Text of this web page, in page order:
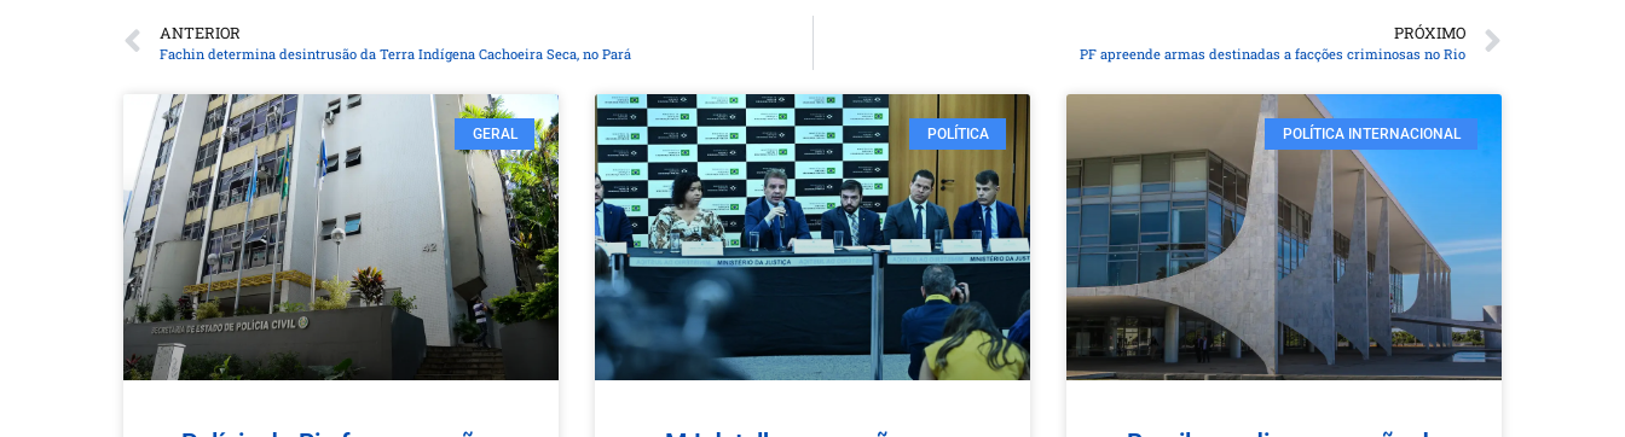
ANTERIOR
Fachin determina desintrusão da Terra Indígena Cachoeira Seca, no Pará
PRÓXIMO
PF apreende armas destinadas a facções criminosas no Rio
GERAL POLÍTICA POLÍTICA INTERNACIONAL